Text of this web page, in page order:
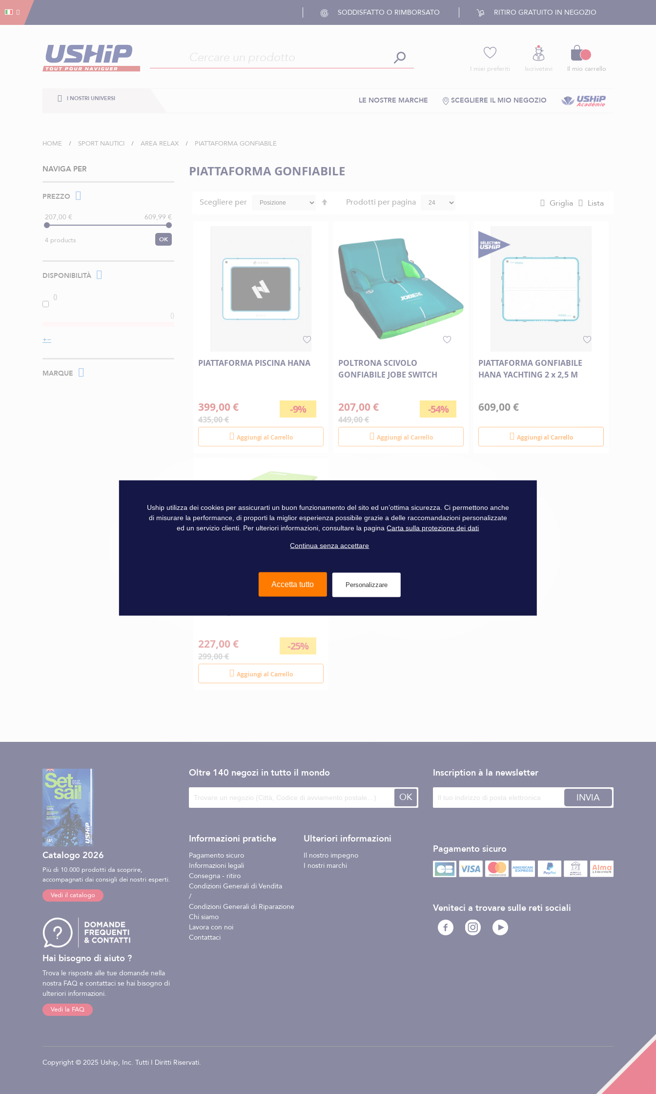
SODDISFATTO O RIMBORSATO RITIRO GRATUITO IN NEGOZIO
I miei preferiti Iscrivetevi Il mio carrello
I NOSTRI UNIVERSI SCEGLIERE IL MIO NEGOZIO
LE NOSTRE MARCHE
HOME SPORT NAUTICI AREA RELAX PIATTAFORMA GONFIABILE
PIATTAFORMA GONFIABILE
Scegliere per
ImpostaProdotti per pagina Griglia Lista
PIATTAFORMA PISCINA HANA
-9%
399,00 €
435,00 €
Aggiungi al Carrello
POLTRONA SCIVOLO
GONFIABILE JOBE SWITCH
-54%
207,00 €
449,00 €
Aggiungi al Carrello
PIATTAFORMA GONFIABILE
HANA YACHTING 2 x 2,5 M
609,00 €
Aggiungi al Carrello
TAPPETO AUTOGONFIANTE
-25%
227,00 €
299,00 €
Aggiungi al Carrello
NAVIGA PER
PREZZO
207,00 € 609,99 €
4 products OK
DISPONIBILITÀ
MARQUE
Catalogo 2026
Più di 10.000 prodotti da scoprire,
accompagnati dai consigli dei nostri esperti.
Vedi il catalogo
Hai bisogno di aiuto ?
Trova le risposte alle tue domande nella
nostra FAQ e contattaci se hai bisogno di
ulteriori informazioni.
Vedi la FAQ
Oltre 140 negozi in tutto il mondo
OK
Informazioni pratiche
Pagamento sicuro
Informazioni legali
Consegna - ritiro
Condizioni Generali di Vendita
/
Condizioni Generali di Riparazione
Chi siamo
Lavora con noi
Contattaci
Ulteriori informazioni
Il nostro impegno
I nostri marchi
Inscription à la newsletter
INVIA
Pagamento sicuro
Veniteci a trovare sulle reti sociali
Copyright © 2025 Uship, Inc. Tutti I Diritti Riservati.
Gestion dei cookies
Uship utilizza dei cookies per assicurarti un buon funzionamento del sito ed un’ottima sicurezza. Ci permettono anche
di misurare la performance, di proporti la miglior esperienza possibile grazie a delle raccomandazioni personalizzate
ed un servizio clienti. Per ulteriori informazioni, consultare la paginaCarta sulla protezione dei dati
Continua senza accettare
Accetta tutto Personalizzare
Gestion dei cookies